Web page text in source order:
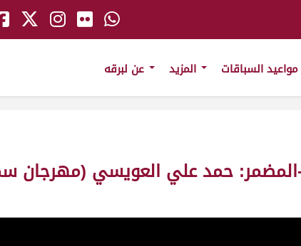
مواعيد السباقات
-المضمر: حمد علي العويسي (مهرجان